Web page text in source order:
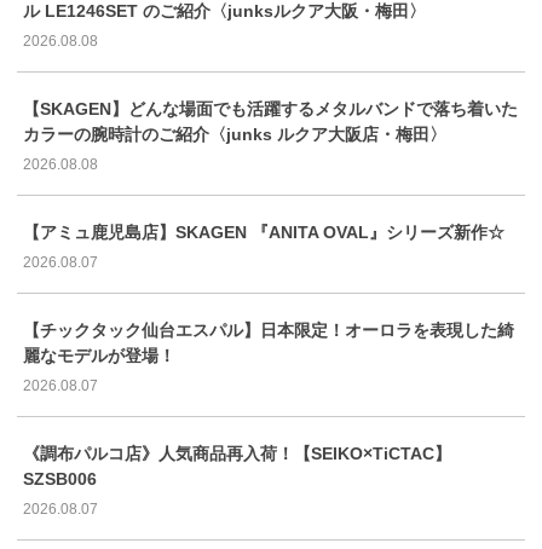
ル LE1246SET のご紹介〈junksルクア大阪・梅田〉
2026.08.08
【SKAGEN】どんな場面でも活躍するメタルバンドで落ち着いた
カラーの腕時計のご紹介〈junks ルクア大阪店・梅田〉
2026.08.08
【アミュ鹿児島店】SKAGEN 『ANITA OVAL』シリーズ新作☆
2026.08.07
【チックタック仙台エスパル】日本限定！オーロラを表現した綺
麗なモデルが登場！
2026.08.07
《調布パルコ店》人気商品再入荷！【SEIKO×TiCTAC】
SZSB006
2026.08.07